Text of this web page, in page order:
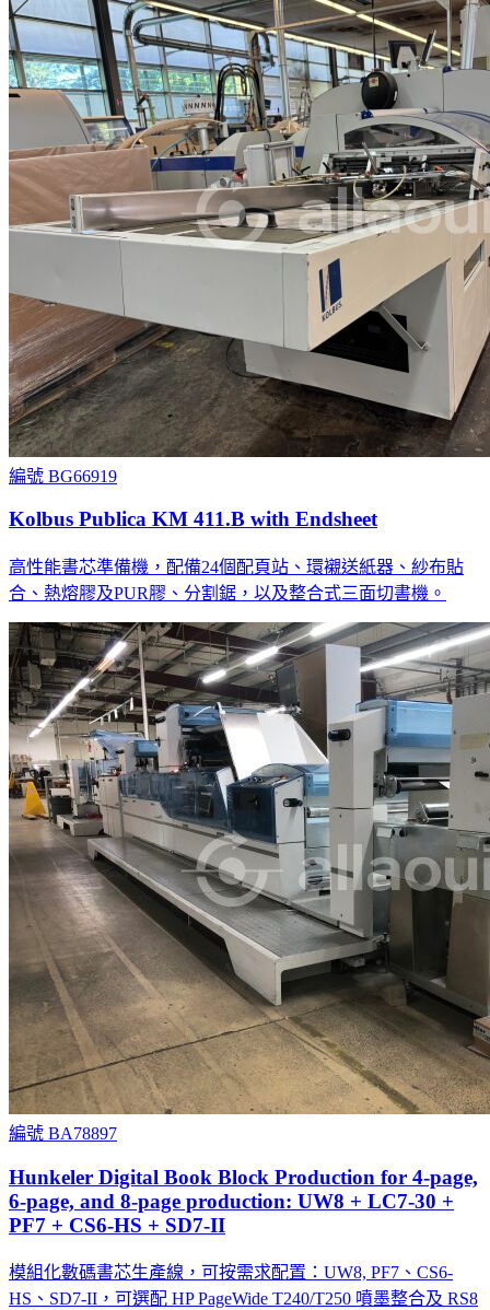
編號 BG66919
Kolbus Publica KM 411.B with Endsheet
高性能書芯準備機，配備24個配頁站、環襯送紙器、紗布貼
合、熱熔膠及PUR膠、分割鋸，以及整合式三面切書機。
編號 BA78897
Hunkeler Digital Book Block Production for 4-page,
6-page, and 8-page production: UW8 + LC7-30 +
PF7 + CS6-HS + SD7-II
模組化數碼書芯生產線，可按需求配置：UW8, PF7、CS6-
HS、SD7-II，可選配 HP PageWide T240/T250 噴墨整合及 RS8